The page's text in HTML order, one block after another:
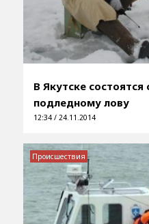
В Якутске
подледному лову
12:34 / 24.11.2014
Происшествия